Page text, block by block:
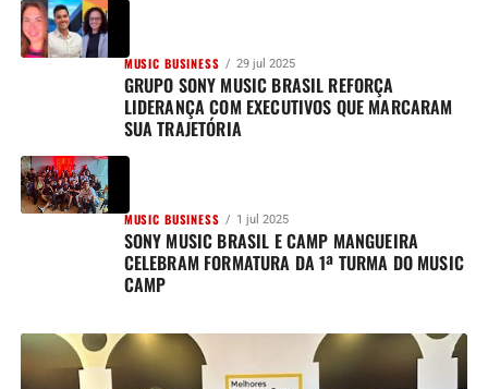
MUSIC BUSINESS 29 jul 2025
GRUPO SONY MUSIC BRASIL REFORÇA
LIDERANÇA COM EXECUTIVOS QUE MARCARAM
SUA TRAJETÓRIA
MUSIC BUSINESS 1 jul 2025
SONY MUSIC BRASIL E CAMP MANGUEIRA
CELEBRAM FORMATURA DA 1ª TURMA DO MUSIC
CAMP